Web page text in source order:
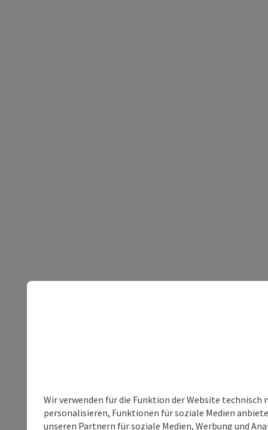
Wir verwenden für die Funktion der Website
personalisieren, Funktionen für soziale Medien
unseren Partnern für soziale Medien, Werbung und